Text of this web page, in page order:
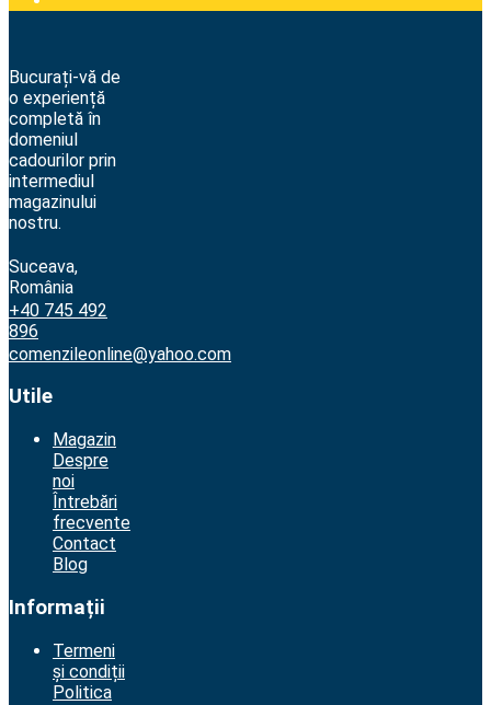
Bucurați-vă de
o experiență
completă în
domeniul
cadourilor prin
intermediul
magazinului
nostru.
Suceava,
România
+40 745 492
896
comenzileonline@yahoo.com
Utile
Magazin
Despre
noi
Întrebări
frecvente
Contact
Blog
Informații
Termeni
și condiții
Politica